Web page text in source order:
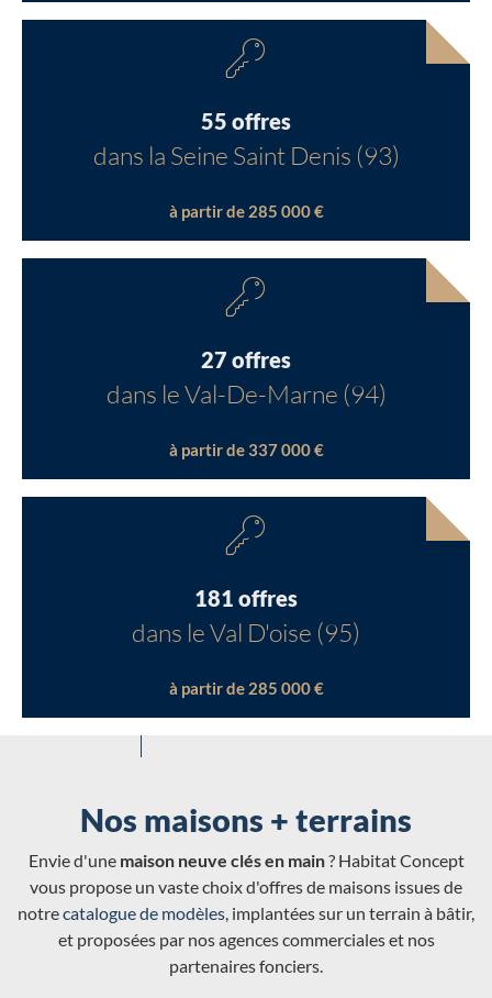
55 offres
dans la Seine Saint Denis (93)
à partir de 285 000 €
27 offres
dans le Val-De-Marne (94)
à partir de 337 000 €
181 offres
dans le Val D'oise (95)
à partir de 285 000 €
Nos maisons + terrains
Envie d'une maison neuve clés en main? Habitat Concept
vous propose un vaste choix d'offres de maisons issues de
notrecatalogue de modèles, implantées sur un terrain à bâtir,
et proposées par nos agences commerciales et nos
partenaires fonciers.